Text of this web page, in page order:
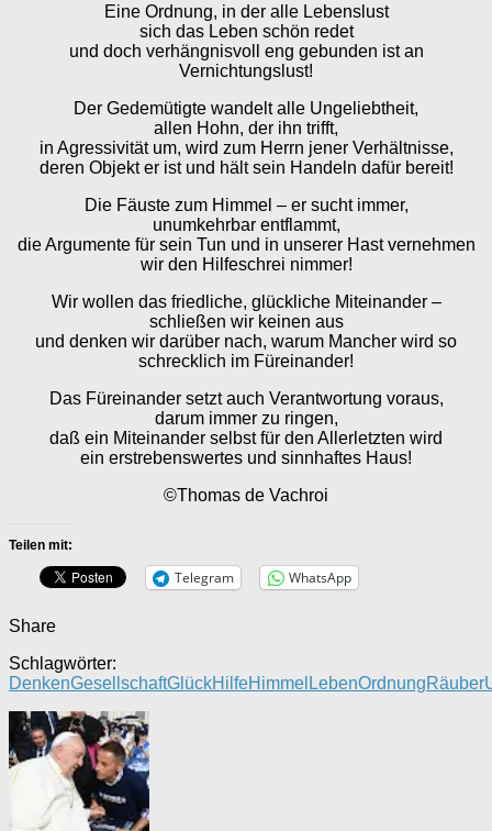
Eine Ordnung, in der alle Lebenslust
sich das Leben schön redet
und doch verhängnisvoll eng gebunden ist an
Vernichtungslust!
Der Gedemütigte wandelt alle Ungeliebtheit,
allen Hohn, der ihn trifft,
in Agressivität um, wird zum Herrn jener Verhältnisse,
deren Objekt er ist und hält sein Handeln dafür bereit!
Die Fäuste zum Himmel – er sucht immer,
unumkehrbar entflammt,
die Argumente für sein Tun und in unserer Hast vernehmen
wir den Hilfeschrei nimmer!
Wir wollen das friedliche, glückliche Miteinander –
schließen wir keinen aus
und denken wir darüber nach, warum Mancher wird so
schrecklich im Füreinander!
Das Füreinander setzt auch Verantwortung voraus,
darum immer zu ringen,
daß ein Miteinander selbst für den Allerletzten wird
ein erstrebenswertes und sinnhaftes Haus!
©Thomas de Vachroi
Teilen mit:
Telegram WhatsApp
Share
Schlagwörter:
DenkenGesellschaftGlückHilfeHimmel LebenOrdnungRäuber